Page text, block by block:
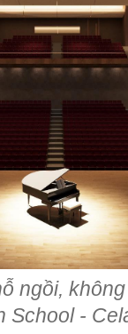
ngồi,
School -